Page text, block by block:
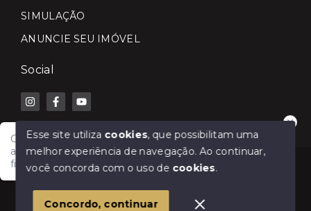
Olá! Fale com a Lilian Carla Imóveis e receba
atendimento rápido para comprar, vender, alugar ou
financiar seu imóvel.
SIMULAÇÃO
ANUNCIE SEU IMÓVEL
Social
© Copyright 2026 - Lilian Carla Imóveis - Todos os
SITE PARA IMOBILIARIA
Esse site utiliza cookies, que possibilitam uma
melhor experiência de navegação.Ao continuar,
você concorda com o uso de cookies.
Concordo, continuar